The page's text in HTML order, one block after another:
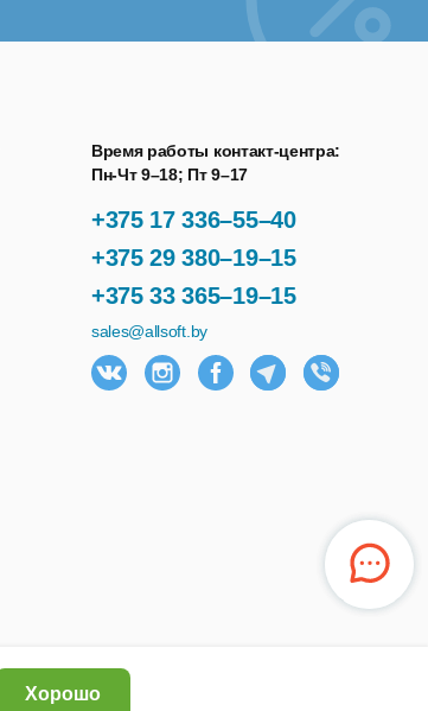
+375 17 336–55–40
+375 29 380–19–15
+375 33 365–19–15
Время работы контакт-центра:
Пн-Чт 9–18; Пт 9–17
sales@allsoft.by
Хорошо